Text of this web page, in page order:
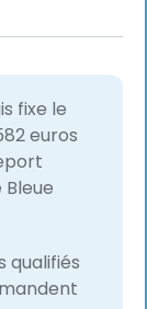
fixe le
euros
qualifiés